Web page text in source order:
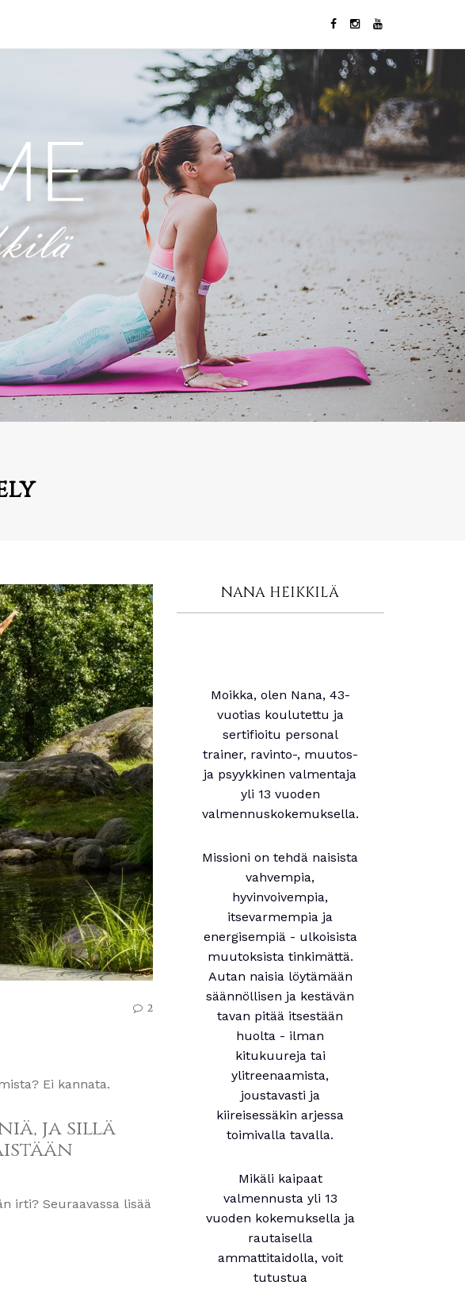
2
Ei kannata.
ja sillä
irti? Seuraavassa lisää
NANA HEIKKILÄ
Moikka, olen Nana, 43-
vuotias koulutettu ja
sertifioitu personal
trainer, ravinto-, muutos-
ja psyykkinen valmentaja
yli 13 vuoden
valmennuskokemuksella.
Missioni on tehdä naisista
vahvempia,
hyvinvoivempia,
itsevarmempia ja
energisempiä - ulkoisista
muutoksista tinkimättä.
Autan naisia löytämään
säännöllisen ja kestävän
tavan pitää itsestään
huolta - ilman
kitukuureja tai
ylitreenaamista,
joustavasti ja
kiireisessäkin arjessa
toimivalla tavalla.
Mikäli kaipaat
valmennusta yli 13
vuoden kokemuksella ja
rautaisella
ammattitaidolla, voit
tutustua